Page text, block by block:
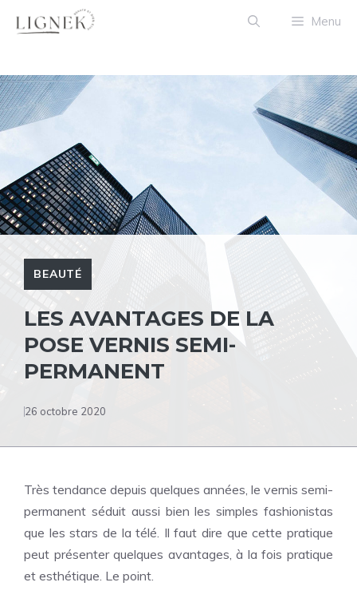
Menu
BEAUTÉ
LES AVANTAGES DE LA
POSE VERNIS SEMI-
PERMANENT
26 octobre 2020
Très tendance depuis quelques années, le vernis semi-
permanent séduit aussi bien les simples fashionistas
que les stars de la télé. Il faut dire que cette pratique
peut présenter quelques avantages, à la fois pratique
et esthétique. Le point.